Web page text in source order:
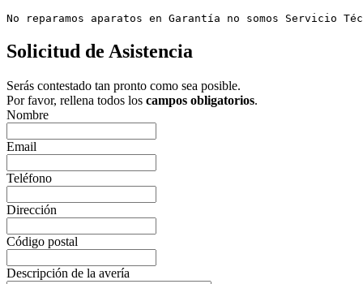
No reparamos aparatos en Garantía no somos Servicio
Solicitud de Asistencia
Serás contestado tan pronto como sea posible.
Por favor, rellena todos los campos obligatorios.
Nombre
Email
Teléfono
Dirección
Código postal
Descripción de la avería